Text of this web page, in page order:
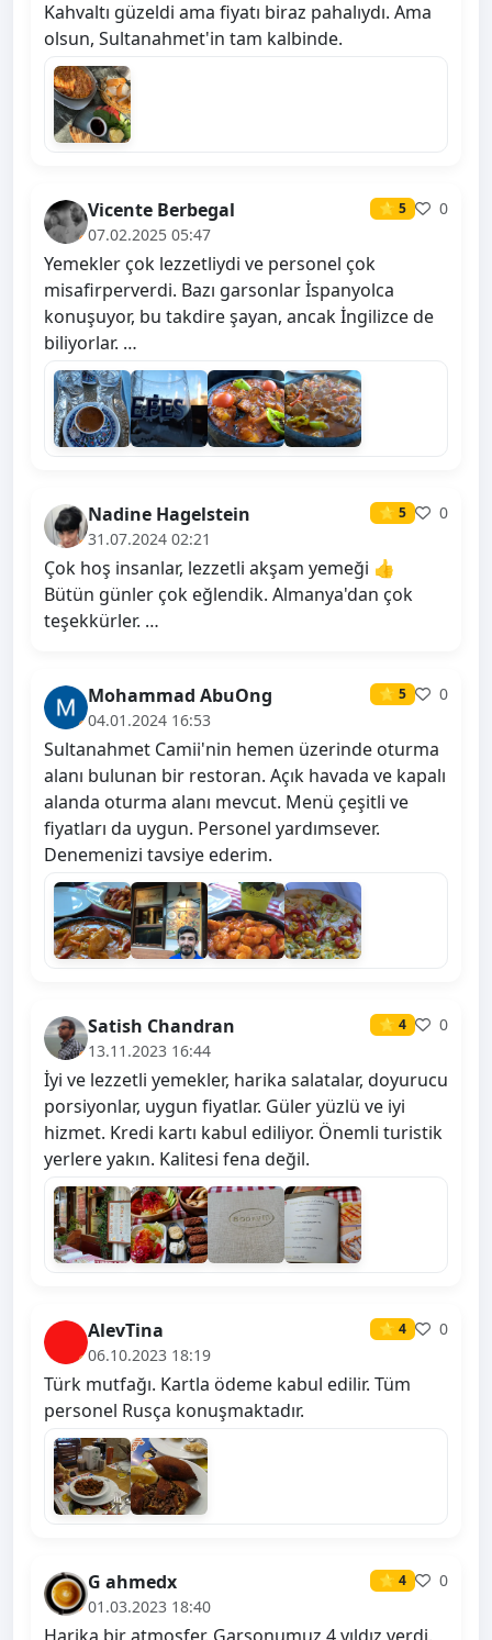
Kahvaltı güzeldi ama fiyatı biraz pahalıydı. Ama
olsun, Sultanahmet'in tam kalbinde.
Vicente Berbegal ⭐ 5
0
07.02.2025 05:47
Yemekler çok lezzetliydi ve personel çok
misafirperverdi. Bazı garsonlar İspanyolca
konuşuyor, bu takdire şayan, ancak İngilizce de
biliyorlar. …
Nadine Hagelstein ⭐ 5
0
31.07.2024 02:21
Çok hoş insanlar, lezzetli akşam yemeği 👍
Bütün günler çok eğlendik. Almanya'dan çok
teşekkürler. …
Mohammad AbuOng ⭐ 5
0
04.01.2024 16:53
Sultanahmet Camii'nin hemen üzerinde oturma
alanı bulunan bir restoran. Açık havada ve kapalı
alanda oturma alanı mevcut. Menü çeşitli ve
fiyatları da uygun. Personel yardımsever.
Denemenizi tavsiye ederim.
Satish Chandran ⭐ 4
0
13.11.2023 16:44
İyi ve lezzetli yemekler, harika salatalar, doyurucu
porsiyonlar, uygun fiyatlar. Güler yüzlü ve iyi
hizmet. Kredi kartı kabul ediliyor. Önemli turistik
yerlere yakın. Kalitesi fena değil.
AlevTina ⭐ 4
0
06.10.2023 18:19
Türk mutfağı. Kartla ödeme kabul edilir. Tüm
personel Rusça konuşmaktadır.
G ahmedx ⭐ 4
0
01.03.2023 18:40